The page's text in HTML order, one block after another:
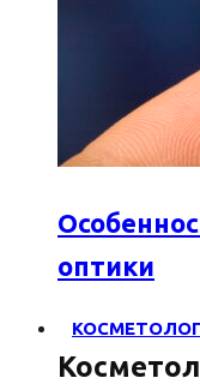
оптики